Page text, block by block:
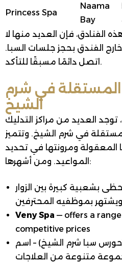
Princess Spa
Naama
Bay
الفنادق، فإن العديد منها لا
الفندق بحجز جلسات السبا.
اتصل دائمًا مسبقًا للتأكد.
المستقلة في شرم
الشيخ
توجد العديد من مراكز التدليك
في شرم الشيخ. وتتميز
المعقولة ومرونتها في تحديد
المواعيد. ومن أشهرها:
بشعبية كبيرة بين الزوار
ويشتهر بموظفيه المحترفين
Veny Spa — offers a
competitive prices
سبا شرم الشيخ) – اسم
متنوعة من العلاجات